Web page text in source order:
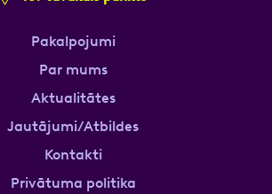
Pakalpojumi
Par mums
Aktualitātes
Jautājumi/Atbildes
Kontakti
Privātuma politika